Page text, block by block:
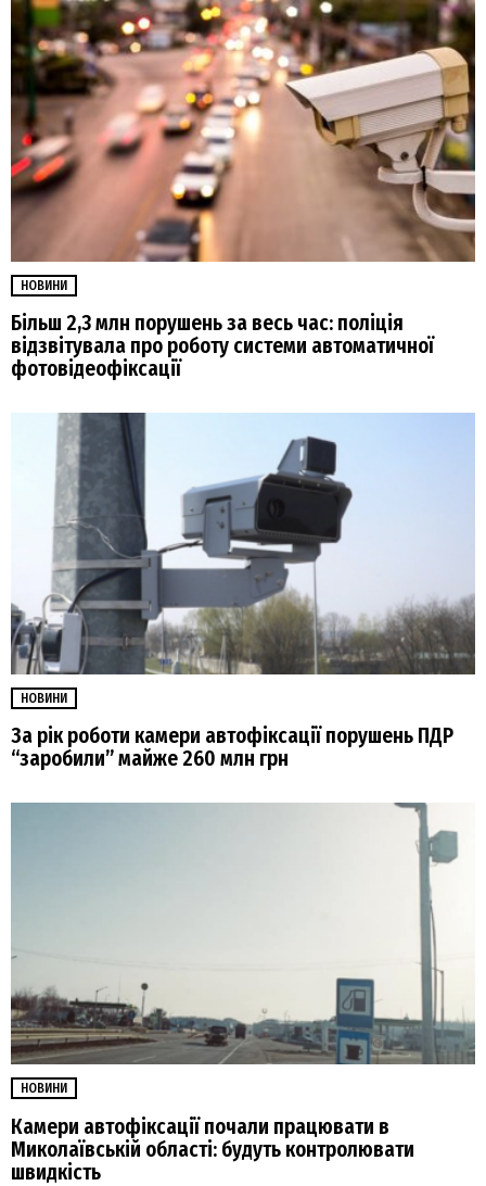
НОВИНИ
Більш 2,3 млн порушень за весь час: поліція
відзвітувала про роботу системи автоматичної
фотовідеофіксації
НОВИНИ
За рік роботи камери автофіксації порушень ПДР
“заробили” майже 260 млн грн
НОВИНИ
Камери автофіксації почали працювати в
Миколаївській області: будуть контролювати
швидкість